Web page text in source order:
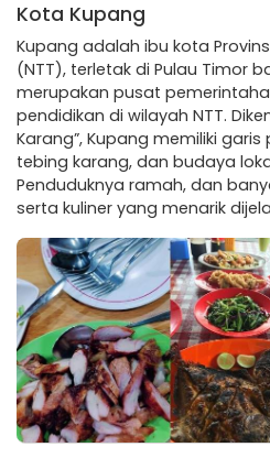
Kota Kupang
Kupang adalah ibu kota
(NTT), terletak di Pulau Timor
merupakan pusat
pendidikan di wilayah NTT.
Karang”, Kupang memiliki
tebing karang, dan budaya
Penduduknya ramah, dan
serta kuliner yang menarik